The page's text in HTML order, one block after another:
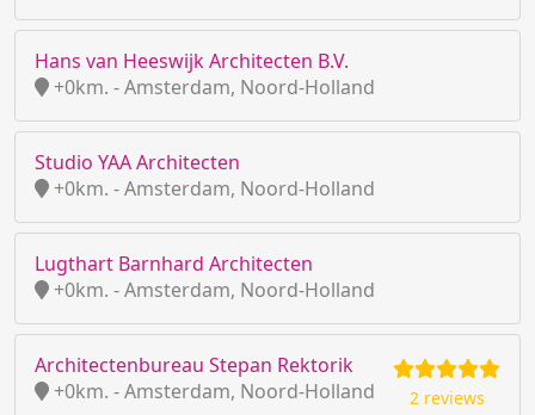
Hans van Heeswijk Architecten B.V.
+0km. - Amsterdam, Noord-Holland
Studio YAA Architecten
+0km. - Amsterdam, Noord-Holland
Lugthart Barnhard Architecten
+0km. - Amsterdam, Noord-Holland
Architectenbureau Stepan Rektorik
+0km. - Amsterdam, Noord-Holland
2 reviews